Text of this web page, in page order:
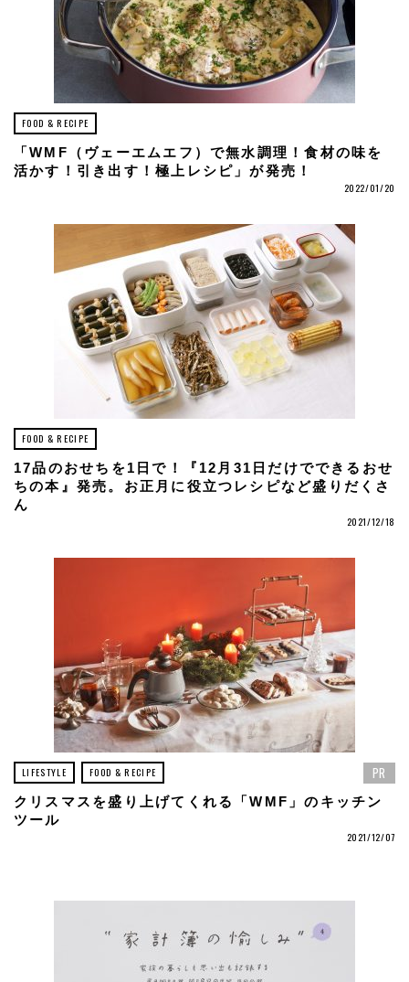
FOOD & RECIPE
「WMF（ヴェーエムエフ）で無水調理！食材の味を
活かす！引き出す！極上レシピ」が発売！
2022/01/20
FOOD & RECIPE
17品のおせちを1日で！『12月31日だけでできるおせ
ちの本』発売。お正月に役立つレシピなど盛りだくさ
ん
2021/12/18
LIFESTYLE FOOD & RECIPE PR
クリスマスを盛り上げてくれる「WMF」のキッチン
ツール
2021/12/07